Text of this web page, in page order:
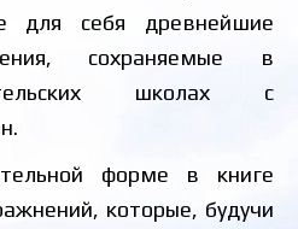
для себя древнейшие
сохраняемые в
школах с
форме в книге
которые, будучи